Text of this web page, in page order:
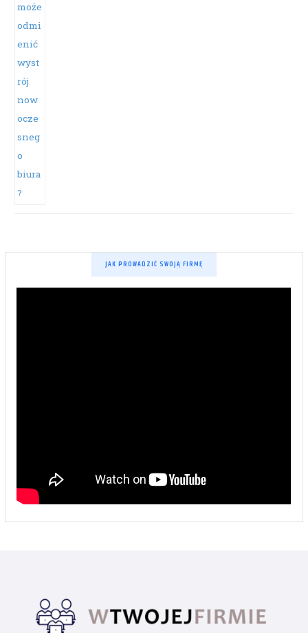
JAK PROWADZIĆ SWOJĄ FIRMĘ